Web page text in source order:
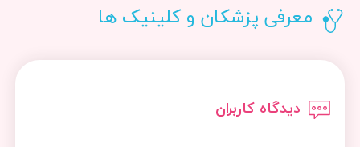
معرفی پزشکان و کلینیک ها
دیدگاه کاربران